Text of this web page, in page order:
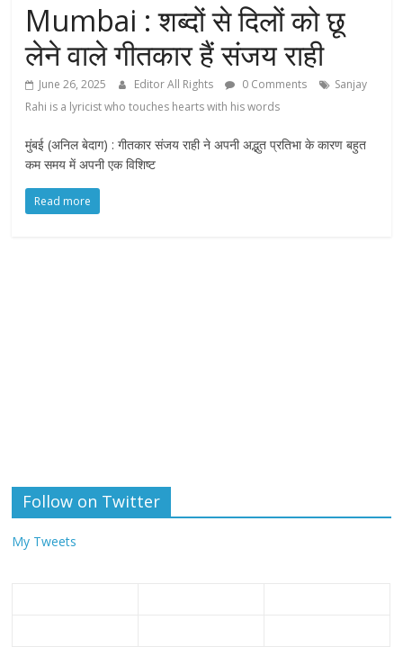
Mumbai : शब्दों से दिलों को छू
लेने वाले गीतकार हैं संजय राही
June 26, 2025 Editor All Rights 0 Comments
Sanjay
Rahi is a lyricist who touches hearts with his words
मुंबई (अनिल बेदाग) : गीतकार संजय राही ने अपनी अद्भुत प्रतिभा के कारण बहुत
कम समय में अपनी एक विशिष्ट
Read more
Follow on Twitter
My Tweets